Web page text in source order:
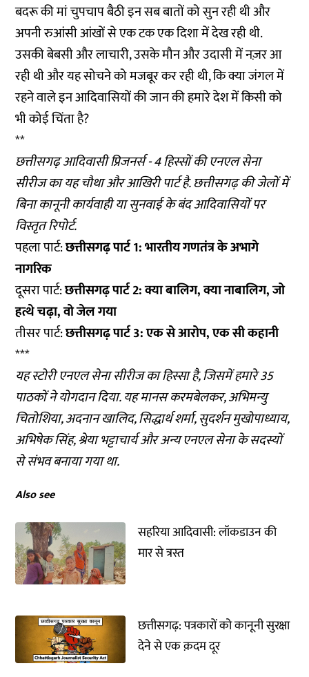
बदरू की मां चुपचाप बैठी इन सब बातों को सुन रही थी और
अपनी रुआंसी आंखों से एक टक एक दिशा में देख रही थी.
उसकी बेबसी और लाचारी, उसके मौन और उदासी में नज़र आ
रही थी और यह सोचने को मजबूर कर रही थी, कि क्या जंगल में
रहने वाले इन आदिवासियों की जान की हमारे देश में किसी को
भी कोई चिंता है?
**
छत्तीसगढ़ आदिवासी प्रिजनर्स - 4 हिस्सों की एनएल सेना
सीरीज का यह चौथा और आखिरी पार्ट है. छत्तीसगढ़ की जेलों में
बिना कानूनी कार्यवाही या सुनवाई के बंद आदिवासियों पर
विस्तृत रिपोर्ट.
पहला पार्ट:छत्तीसगढ़ पार्ट 1: भारतीय गणतंत्र के अभागे
नागरिक
दूसरा पार्ट:छत्तीसगढ़ पार्ट 2: क्या बालिग, क्या नाबालिग, जो
हत्थे चढ़ा, वो जेल गया
तीसर पार्ट:छत्तीसगढ़ पार्ट 3: एक से आरोप, एक सी कहानी
***
यह स्टोरी एनएल सेना सीरीज का हिस्सा है, जिसमें हमारे 35
पाठकों ने योगदान दिया. यह मानस करमबेलकर, अभिमन्यु
चितोशिया, अदनान खालिद, सिद्धार्थ शर्मा, सुदर्शन मुखोपाध्याय,
अभिषेक सिंह, श्रेया भट्टाचार्य और अन्य एनएल सेना के सदस्यों
से संभव बनाया गया था.
Also see
सहरिया आदिवासी: लॉकडाउन की
मार से त्रस्त
छत्तीसगढ़: पत्रकारों को कानूनी सुरक्षा
देने से एक क़दम दूर